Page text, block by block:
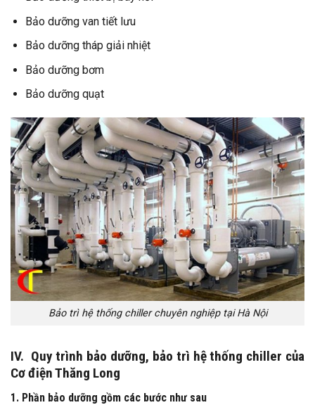
Bảo dưỡng van tiết lưu
Bảo dưỡng tháp giải nhiệt
Bảo dưỡng bơm
Bảo dưỡng quạt
Bảo trì hệ thống chiller chuyên nghiệp tại Hà Nội
IV. Quy trình bảo dưỡng, bảo trì hệ thống chiller của
Cơ điện Thăng Long
1. Phần bảo dưỡng gồm các bước như sau